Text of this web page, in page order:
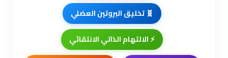
🧬 تخليق البروتين العضلي
⚡ الالتهام الذاتي الانتقائي